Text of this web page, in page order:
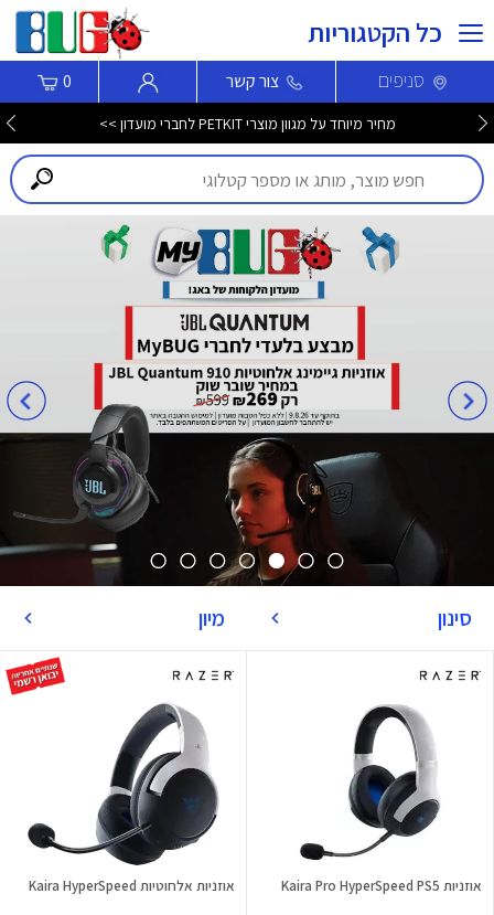
כל הקטגוריות
סניפים צור קשר 0
מחיר מיוחד על מגוון מוצרי PETKIT לחברי מועדון >>
סינון מיון
אוזניות Kaira Pro HyperSpeed PS5 אוזניות אלחוטיות Kaira HyperSpeed